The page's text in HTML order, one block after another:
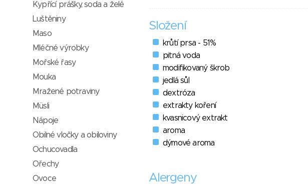
Složení
krůtí prsa - 51%
pitná voda
modifikovaný škrob
jedlá sůl
dextróza
extrakty koření
kvasnicový extrakt
aroma
dýmové aroma
Alergeny
Kypřící prášky, soda a želé
Luštěniny
Maso
Mléčné výrobky
Mořské řasy
Mouka
Mražené potraviny
Müsli
Nápoje
Obilné vločky a obiloviny
Ochucovadla
Ořechy
Ovoce